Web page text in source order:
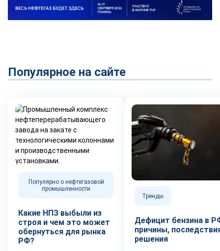
Популярное на сайте
Популярно о нефтегазовой
промышленности
Какие НПЗ выбыли из
строя и чем это может
обернуться для рынка
РФ?
Тренды
Дефицит бензина в
причины,
решения